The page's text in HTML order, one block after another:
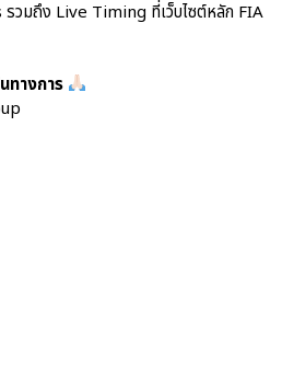
มถึง Live Timing ที่เว็บไซต์หลัก FIA
ทางการ